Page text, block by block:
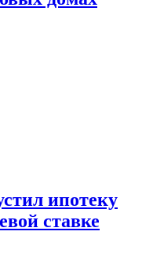
ипотеку
ставке